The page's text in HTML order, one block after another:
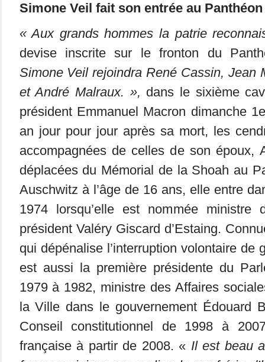
Simone Veil fait son entrée au Panthéon
« Aux grands hommes la patrie
devise inscrite sur le fronton du
Simone Veil rejoindra René Cassin, Jean
et André Malraux. », dans le sixième
président Emmanuel Macron dimanche
an jour pour jour après sa mort, les
accompagnées de celles de son époux,
déplacées du Mémorial de la Shoah au
Auschwitz à l’âge de 16 ans, elle entre
1974 lorsqu’elle est nommée
président Valéry Giscard d’Estaing.
qui dépénalise l’interruption volontaire de
est aussi la première présidente du
1979 à 1982, ministre des Affaires
la Ville dans le gouvernement Édouard
Conseil constitutionnel de 1998 à
française à partir de 2008. « Il est beau